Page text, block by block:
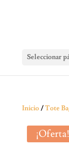
Seleccionar
Inicio/Tote
¡Oferta!